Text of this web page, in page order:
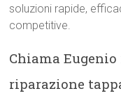
soluzioni rapide,
competitive.
Chiama
riparazione